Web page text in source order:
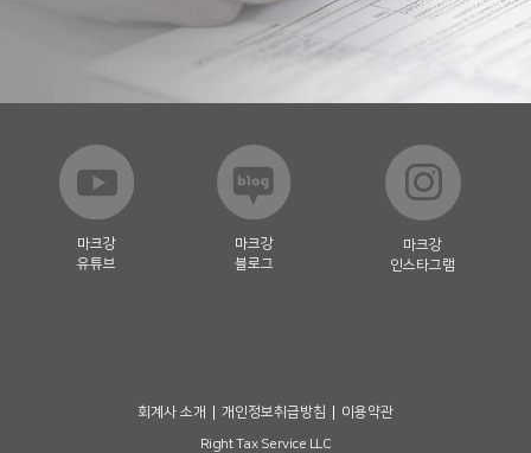
마크강
유튜브
마크강
블로그
마크강
인스타그램
회계사 소개 개인정보취급방침 이용약관
Right Tax Service LLC